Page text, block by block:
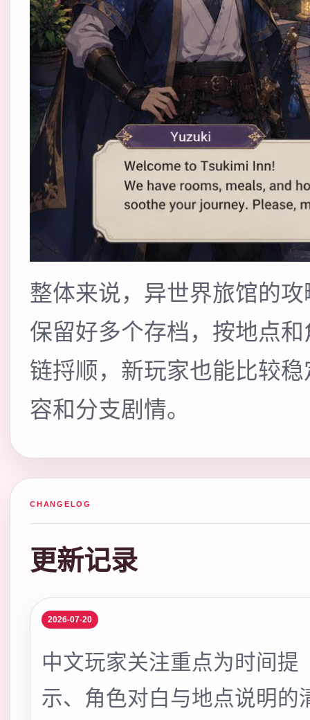
整体来说，异世界旅馆的
保留好多个存档，按地点
链捋顺，新玩家也能比较
容和分支剧情。
CHANGELOG
更新记录
2026-07-20
中文玩家关注重点为时间提
示、角色对白与地点说明的